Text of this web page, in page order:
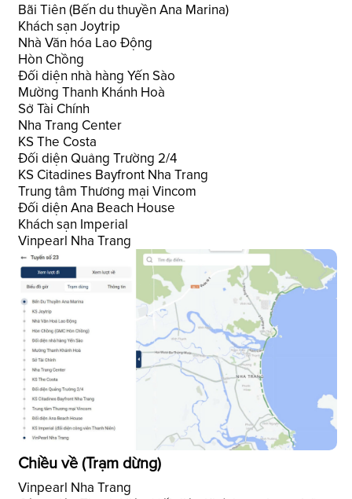
Bãi Tiên (Bến du thuyền Ana Marina)
Khách sạn Joytrip
Nhà Văn hóa Lao Động
Hòn Chồng
Đối diện nhà hàng Yến Sào
Mường Thanh Khánh Hoà
Sở Tài Chính
Nha Trang Center
KS The Costa
Đối diện Quảng Trường 2/4
KS Citadines Bayfront Nha Trang
Trung tâm Thương mại Vincom
Đối diện Ana Beach House
Khách sạn Imperial
Vinpearl Nha Trang
Chiều về (Trạm dừng)
Vinpearl Nha Trang